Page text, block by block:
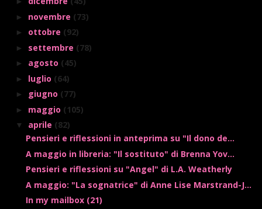
► novembre (73)
► ottobre (92)
► settembre (78)
► agosto (45)
► luglio (64)
► giugno (77)
► maggio (105)
▼ aprile (82)
Pensieri e riflessioni in anteprima su "Il dono de...
A maggio in libreria: "Il sostituto" di Brenna Yov...
Pensieri e riflessioni su "Angel" di L.A. Weatherly
A maggio: "La sognatrice" di Anne Lise Marstrand-J...
In my mailbox (21)